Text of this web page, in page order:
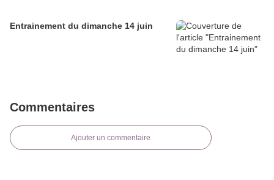
Entrainement du dimanche 14 juin
Commentaires
Ajouter un commentaire